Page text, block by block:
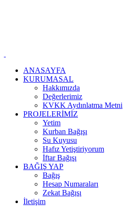
ANASAYFA
KURUMASAL
Hakkımızda
Değerlerimiz
KVKK Aydınlatma Metni
PROJELERİMİZ
Yetim
Kurban Bağışı
Su Kuyusu
Hafız Yetiştiriyorum
İftar Bağışı
BAĞIŞ YAP
Bağış
Hesap Numaraları
Zekat Bağışı
İletişim